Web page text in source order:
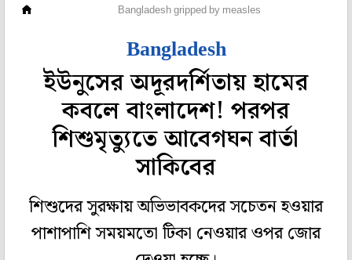
Bangladesh gripped by measles
Bangladesh
ইউনুসের অদূরদর্শিতায় হামের
কবলে বাংলাদেশ! পরপর
শিশুমৃত্যুতে আবেগঘন বার্তা
সাকিবের
শিশুদের সুরক্ষায় অভিভাবকদের সচেতন হওয়ার
পাশাপাশি সময়মতো টিকা নেওয়ার ওপর জোর